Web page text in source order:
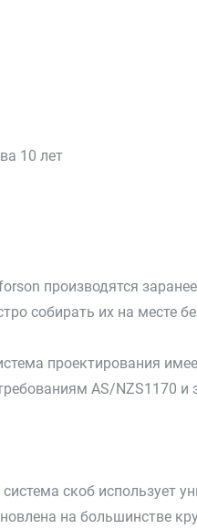
10 лет
производятся
собирать их на месте
проектирования
AS/NZS1170
скоб использует
на большинстве